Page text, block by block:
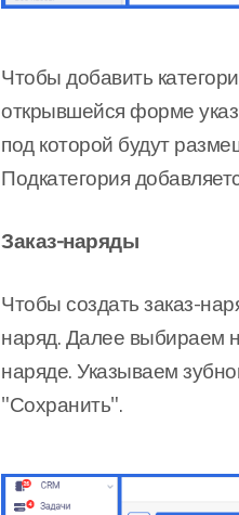
Чтобы добавить
открывшейся форме
под которой будут
Подкатегория
Заказ-наряды
Чтобы создать заказ-
наряд. Далее выбираем
наряде. Указываем
"Сохранить".